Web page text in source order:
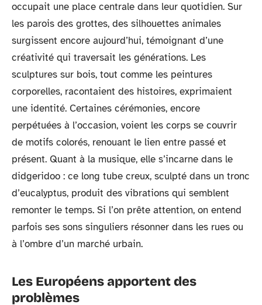
occupait une place centrale dans leur quotidien. Sur
les parois des grottes, des silhouettes animales
surgissent encore aujourd’hui, témoignant d’une
créativité qui traversait les générations. Les
sculptures sur bois, tout comme les peintures
corporelles, racontaient des histoires, exprimaient
une identité. Certaines cérémonies, encore
perpétuées à l’occasion, voient les corps se couvrir
de motifs colorés, renouant le lien entre passé et
présent. Quant à la musique, elle s’incarne dans le
didgeridoo : ce long tube creux, sculpté dans un tronc
d’eucalyptus, produit des vibrations qui semblent
remonter le temps. Si l’on prête attention, on entend
parfois ses sons singuliers résonner dans les rues ou
à l’ombre d’un marché urbain.
Les Européens apportent des
problèmes